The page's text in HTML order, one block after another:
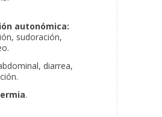
autonómica:
sudoración,
diarrea,
.